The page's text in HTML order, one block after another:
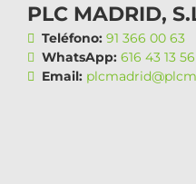
PLC MADRID,
Teléfono: 91 366 00 63
WhatsApp: 616 43 13 56
Email: